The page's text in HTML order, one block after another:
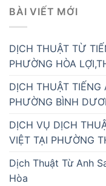
BÀI VIẾT MỚI
DỊCH THUẬT TỪ
PHƯỜNG HÒA
DỊCH THUẬT TIẾNG
PHƯỜNG BÌNH
DỊCH VỤ DỊCH
VIỆT TẠI PHƯỜNG
Dịch Thuật Từ Anh
Hòa